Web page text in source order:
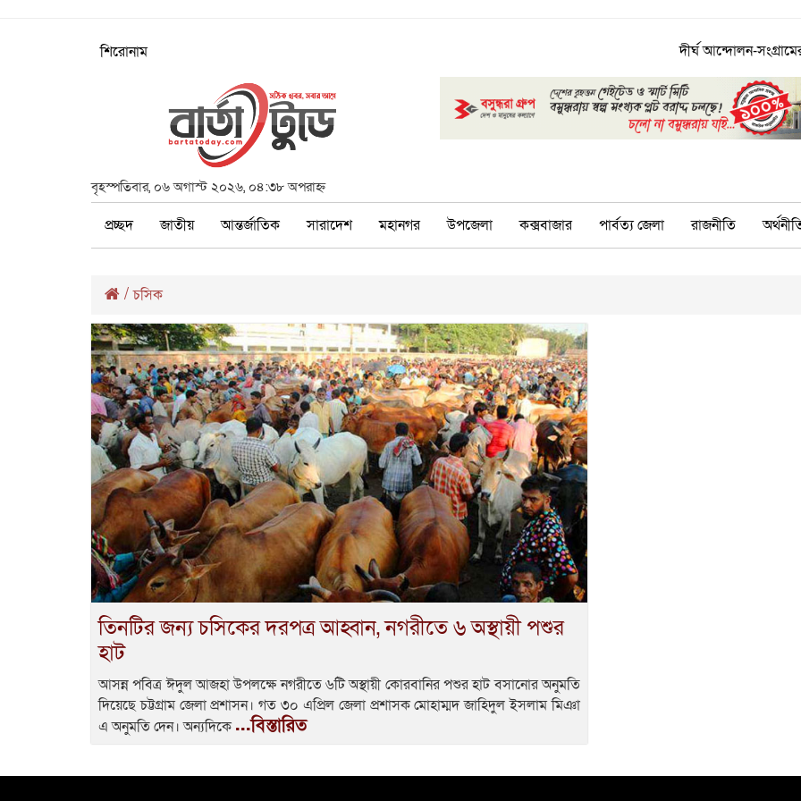
শিরোনাম দীর্ঘ আন্দোলন-
বৃহস্পতিবার, ০৬ অগাস্ট ২০২৬, ০৪:৩৮ অপরাহ্ন
প্রচ্ছদ জাতীয় আন্তর্জাতিক সারাদেশ মহানগর উপজেলা কক্সবাজার পার্বত্য জেলা রাজনীতি
/চসিক
তিনটির জন্য চসিকের দরপত্র আহ্বান, নগরীতে ৬ অস্থায়ী পশুর
হাট
আসন্ন পবিত্র ঈদুল আজহা উপলক্ষে নগরীতে ৬টি অস্থায়ী কোরবানির পশুর হাট বসানোর অনুমতি
দিয়েছে চট্টগ্রাম জেলা প্রশাসন। গত ৩০ এপ্রিল জেলা প্রশাসক মোহাম্মদ জাহিদুল ইসলাম মিঞা
এ অনুমতি দেন। অন্যদিকে ...বিস্তারিত